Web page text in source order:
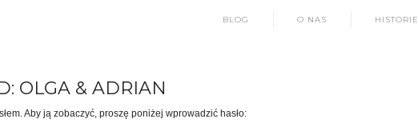
HISTORIE
O NAS
BLOG
OLGA & ADRIAN
Aby ją zobaczyć, proszę poniżej wprowadzić hasło: